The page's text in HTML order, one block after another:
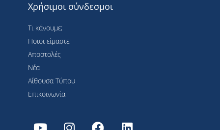
Χρήσιμοι σύνδεσμοι
Τι κάνουμε;
Ποιοι είμαστε;
Αποστολές
Νέα
Αίθουσα Τύπου
Επικοινωνία